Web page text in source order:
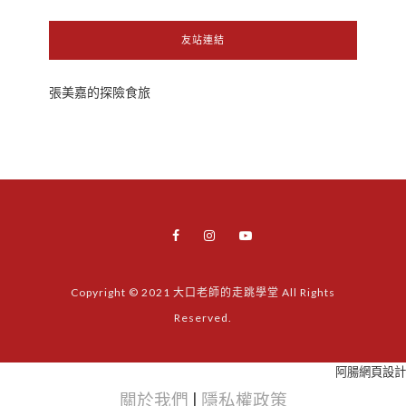
友站連結
張美嘉的探險食旅
Copyright © 2021 大口老師的走跳學堂 All Rights
Reserved.
阿腸網頁設計
關於我們 隱私權政策